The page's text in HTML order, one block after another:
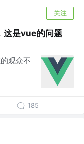
关注
这是vue的问题
观众不
185